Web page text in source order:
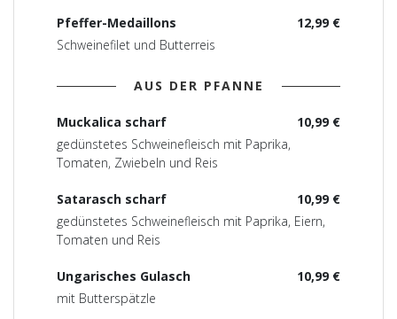
12,99 €
Pfeffer-Medaillons
Schweinefilet und Butterreis
AUS DER PFANNE
10,99 €
Muckalica scharf
gedünstetes Schweinefleisch mit Paprika,
Tomaten, Zwiebeln und Reis
10,99 €
Satarasch scharf
gedünstetes Schweinefleisch mit Paprika, Eiern,
Tomaten und Reis
10,99 €
Ungarisches Gulasch
mit Butterspätzle